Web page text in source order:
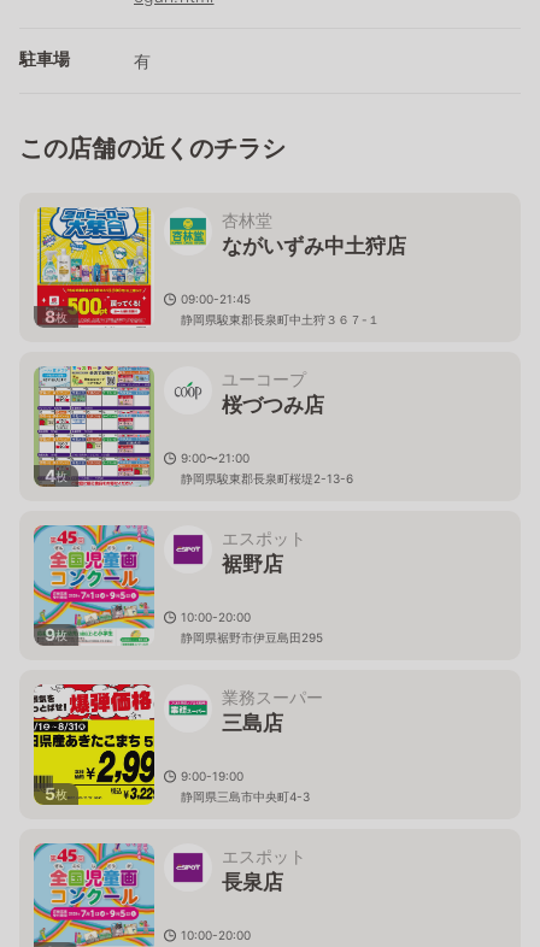
駐車場 有
この店舗の近くのチラシ
8枚
杏林堂
ながいずみ中土狩店
09:00-21:45
静岡県駿東郡長泉町中土狩３６７-１
4枚
ユーコープ
桜づつみ店
9:00〜21:00
静岡県駿東郡長泉町桜堤2-13-6
9枚
エスポット
裾野店
10:00-20:00
静岡県裾野市伊豆島田295
5枚
業務スーパー
三島店
9:00-19:00
静岡県三島市中央町4-3
エスポット
長泉店
10:00-20:00